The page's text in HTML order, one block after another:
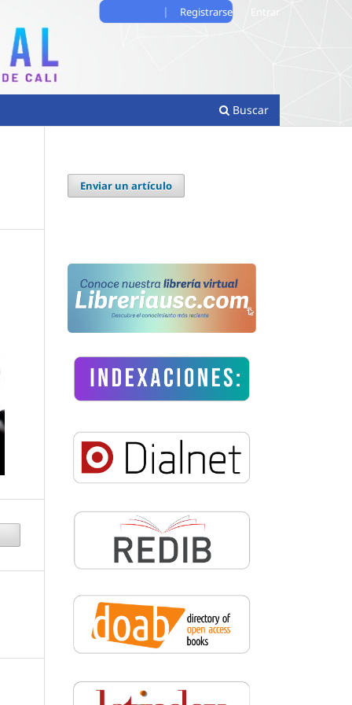
Buscar
Registrarse
Enviar un artículo